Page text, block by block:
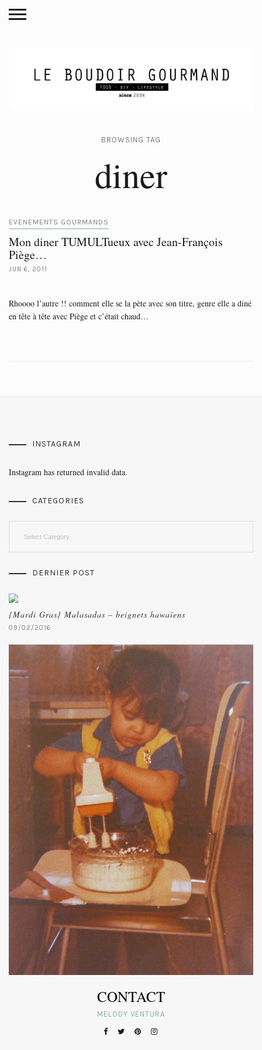
BROWSING TAG
diner
EVENEMENTS GOURMANDS
Mon diner TUMULTueux avec Jean-François
Piège…
JUN 6, 2011
Rhoooo l’autre !! comment elle se la pète avec son titre, genre elle a diné
en tête à tête avec Piège et c’était chaud…
INSTAGRAM
Instagram has returned invalid data.
CATEGORIES
DERNIER POST
{Mardi Gras} Malasadas – beignets hawaïens
09/02/2016
CONTACT
MELODY VENTURA